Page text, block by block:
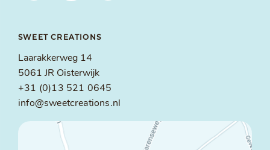
SWEET CREATIONS
Laarakkerweg 14
5061 JR Oisterwijk
+31 (0)13 521 0645
info@sweetcreations.nl